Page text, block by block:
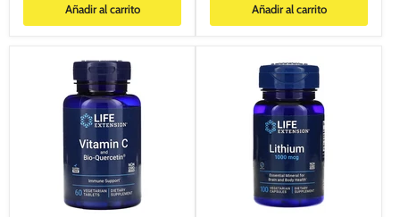
Añadir al carrito Añadir al carrito